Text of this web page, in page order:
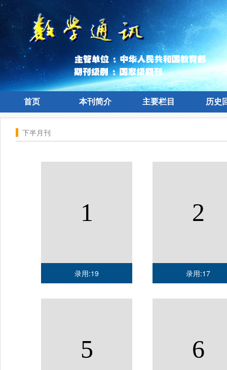
首页 本刊简介 主要栏目 历史
下半月刊
1
录用:19
2
录用:17
5 6